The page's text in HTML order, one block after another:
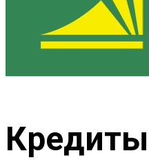
Кредиты